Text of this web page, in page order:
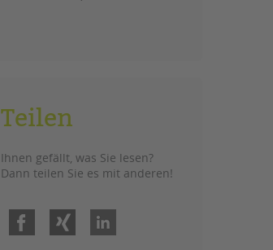
Teilen
Ihnen gefällt, was Sie lesen?
Dann teilen Sie es mit anderen!
Facebook